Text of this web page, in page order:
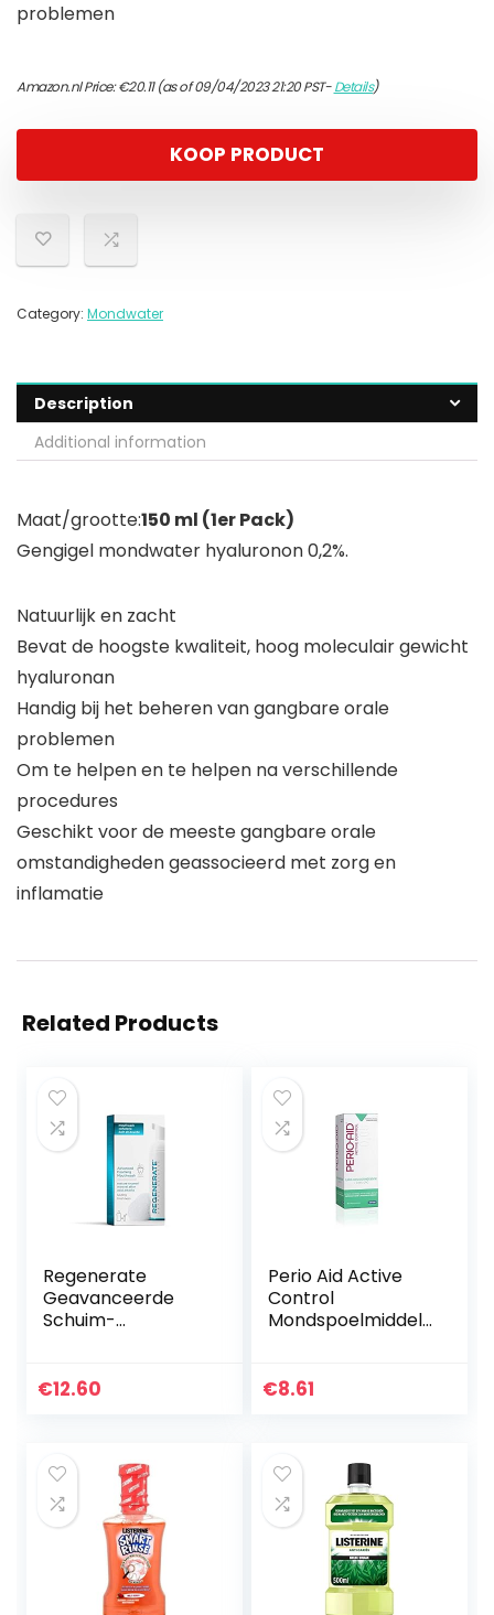
problemen
Amazon.nl Price:€20.11(as of 09/04/2023 21:20 PST-Details)
KOOP PRODUCT
Category: Mondwater
Description
Additional information
Maat/grootte:150 ml (1er Pack)
Gengigel mondwater hyaluronon 0,2%.
Natuurlijk en zacht
Bevat de hoogste kwaliteit, hoog moleculair gewicht
hyaluronan
Handig bij het beheren van gangbare orale
problemen
Om te helpen en te helpen na verschillende
procedures
Geschikt voor de meeste gangbare orale
omstandigheden geassocieerd met zorg en
inflamatie
Related Products
Regenerate
Geavanceerde
Schuim-
€12.60
Perio Aid Active
Control
Mondspoelmiddel
€8.61